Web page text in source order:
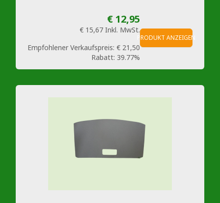
€ 12,95
€ 15,67 Inkl. MwSt.
Empfohlener Verkaufspreis: € 21,50
Rabatt: 39.77%
PRODUKT ANZEIGEN